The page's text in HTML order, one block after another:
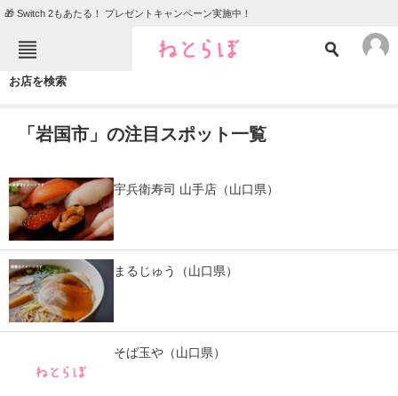
🎁 Switch 2もあたる！ プレゼントキャンペーン実施中！
ねとらぼメニュー
エンタメ クイズ
住まい
動物
会員記事
メディア
注目記事を集めた総合ページ
お店を検索
「岩国市」の注目スポット一覧
宇兵衛寿司 山手店（山口県）
まるじゅう（山口県）
そば玉や（山口県）